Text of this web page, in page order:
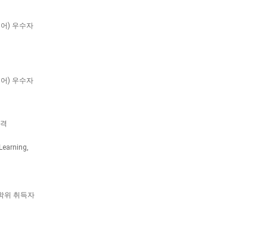
) 우수자
) 우수자
위 취득자